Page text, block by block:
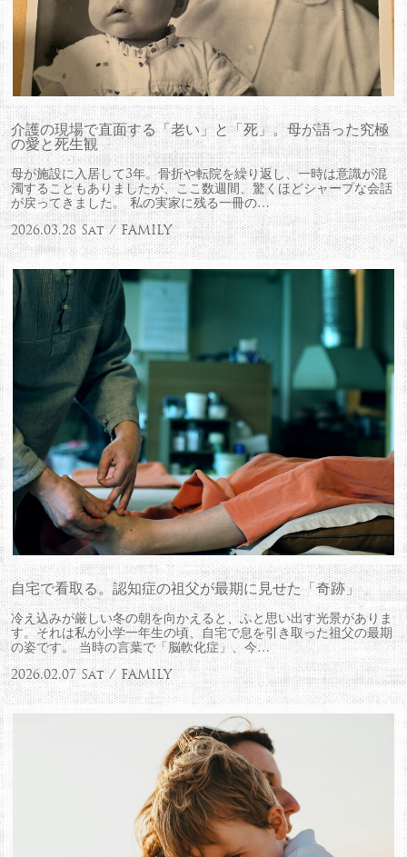
介護の現場で直面する「老い」と「死」。母が語った究極
の愛と死生観
母が施設に入居して3年。骨折や転院を繰り返し、一時は意識が混
濁することもありましたが、ここ数週間、驚くほどシャープな会話
が戻ってきました。 私の実家に残る一冊の…
2026.03.28 Sat / FAMILY
自宅で看取る。認知症の祖父が最期に見せた「奇跡」
冷え込みが厳しい冬の朝を向かえると、ふと思い出す光景がありま
す。それは私が小学一年生の頃、自宅で息を引き取った祖父の最期
の姿です。 当時の言葉で「脳軟化症」、今…
2026.02.07 Sat / FAMILY